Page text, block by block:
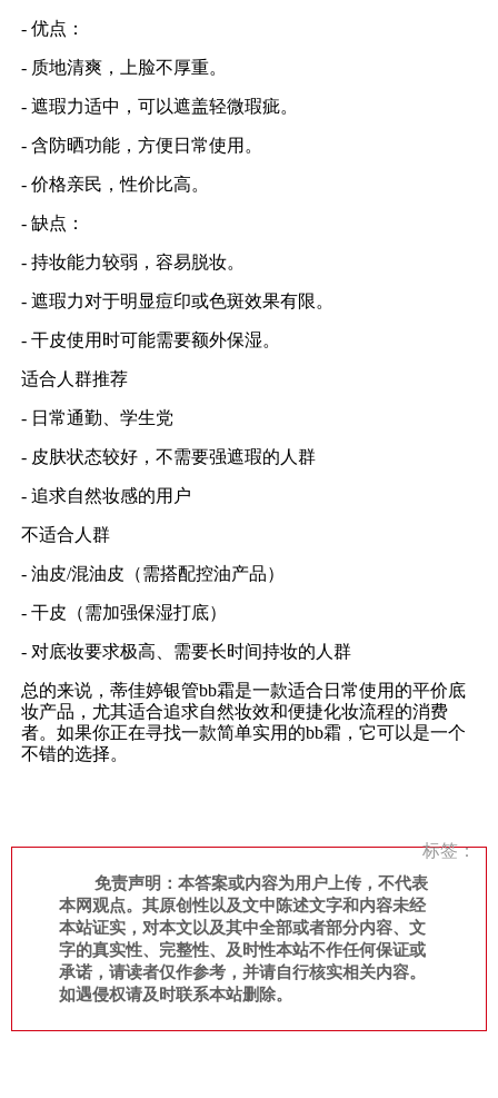
- 优点：
- 质地清爽，上脸不厚重。
- 遮瑕力适中，可以遮盖轻微瑕疵。
- 含防晒功能，方便日常使用。
- 价格亲民，性价比高。
- 缺点：
- 持妆能力较弱，容易脱妆。
- 遮瑕力对于明显痘印或色斑效果有限。
- 干皮使用时可能需要额外保湿。
适合人群推荐
- 日常通勤、学生党
- 皮肤状态较好，不需要强遮瑕的人群
- 追求自然妆感的用户
不适合人群
- 油皮/混油皮（需搭配控油产品）
- 干皮（需加强保湿打底）
- 对底妆要求极高、需要长时间持妆的人群
总的来说，蒂佳婷银管bb霜是一款适合日常使用的平价底
妆产品，尤其适合追求自然妆效和便捷化妆流程的消费
者。如果你正在寻找一款简单实用的bb霜，它可以是一个
不错的选择。
标签：
免责声明：本答案或内容为用户上传，不代表
本网观点。其原创性以及文中陈述文字和内容未经
本站证实，对本文以及其中全部或者部分内容、文
字的真实性、完整性、及时性本站不作任何保证或
承诺，请读者仅作参考，并请自行核实相关内容。
如遇侵权请及时联系本站删除。